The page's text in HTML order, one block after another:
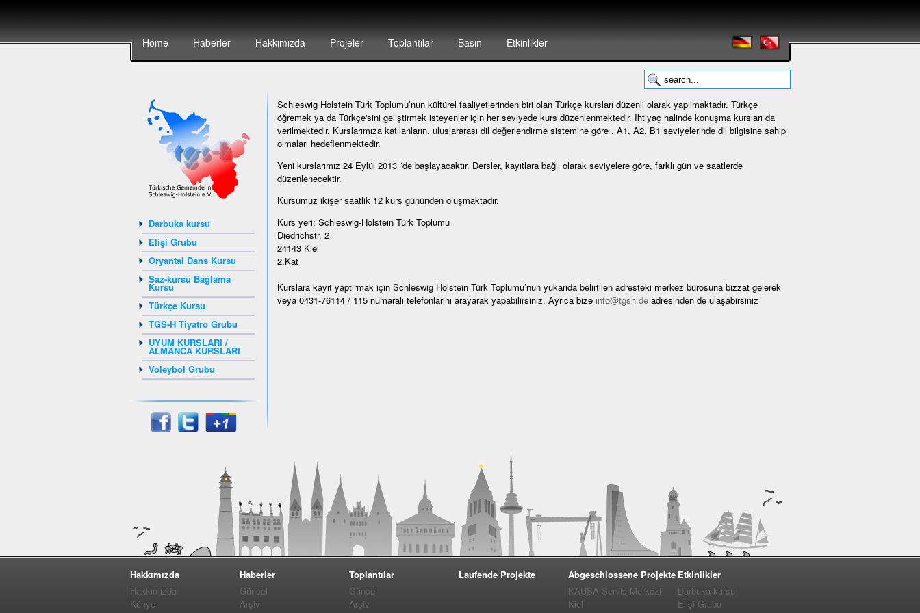
Home Haberler Hakkımızda Projeler Toplantılar Basın Etkinlikler
Darbuka kursu
Elişi Grubu
Oryantal Dans Kursu
Saz-kursu Baglama
Kursu
Türkçe Kursu
TGS-H Tiyatro Grubu
UYUM KURSLARI /
ALMANCA KURSLARI
Voleybol Grubu
Schleswig Holstein Türk Toplumu’nun kültürel faaliyetlerinden biri olan Türkçe kursları düzenli olarak yapılmaktadır. Türkçe
öğremek ya da Türkçe'sini geliştirmek isteyenler için her seviyede kurs düzenlenmektedir. Ihtiyaç halinde konuşma kursları da
verilmektedir. Kurslarımıza katılanların, uluslararası dil değerlendirme sistemine göre , A1, A2, B1 seviyelerinde dil bilgisine sahip
olmaları hedeflenmektedir.
Yeni kurslarımız 24 Eylül 2013 ´de başlayacaktır. Dersler, kayıtlara bağlı olarak seviyelere göre, farklı gün ve saatlerde
düzenlenecektir.
Kursumuz ikişer saatlik 12 kurs gününden oluşmaktadır.
Kurs yeri: Schleswig-Holstein Türk Toplumu
Diedrichstr. 2
24143 Kiel
2.Kat
Kurslara kayıt yaptırmak için Schleswig Holstein Türk Toplumu’nun yukarıda belirtilen adresteki merkez bürosuna bizzat gelerek
veya 0431-76114 / 115 numaralı telefonlarını arayarak yapabilirsiniz. Ayrıca bize info@tgsh.deadresinden de ulaşabirsiniz
Hakkımızda
Hakkımızda
Künye
Haberler
Güncel
Arşiv
Toplantılar
Güncel
Arşiv
Laufende Projekte
Abgeschlossene Projekte
KAUSA Servis Merkezi
Kiel
Etkinlikler
Darbuka kursu
Elişi Grubu